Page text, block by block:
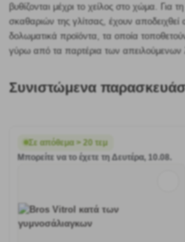
βυθίζονται μέχρι το χείλος στο χώμα. Για
σκαθαριών της γλίτσας, έχουν αποδειχθεί
δολωματικά προϊόντα, τα οποία
γύρω από τα παρτέρια των απειλούμενων
Συνιστώμενα
Σε απόθεμα > 20 τεμ
Μπορείτε να το έχετε τη Δευτέρα, 10.08.